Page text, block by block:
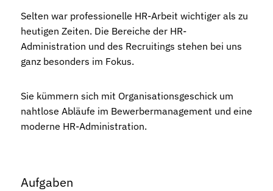
Selten war professionelle HR-Arbeit wichtiger als zu
heutigen Zeiten. Die Bereiche der HR-
Administration und des Recruitings stehen bei uns
ganz besonders im Fokus.
Sie kümmern sich mit Organisationsgeschick um
nahtlose Abläufe im Bewerbermanagement und eine
moderne HR-Administration.
Aufgaben